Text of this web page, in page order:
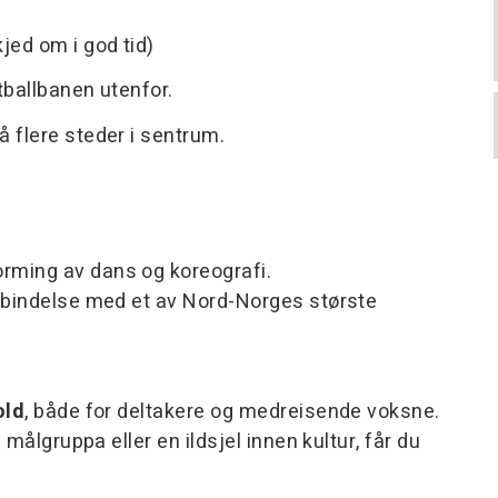
om i god tid)
utenfor.
flere steder i sentrum.
av dans og koreografi.
med et av Nord-Norges største
, både for deltakere og medreisende voksne.
eller en ildsjel innen kultur, får du